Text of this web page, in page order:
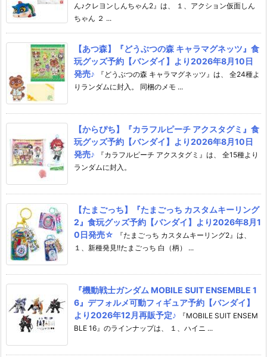
ん♪クレヨンしんちゃん2』は、 １、アクション仮面しん
ちゃん ２ ...
【あつ森】『どうぶつの森 キャラマグネッツ』食
玩グッズ予約【バンダイ】より2026年8月10日
発売♪
『どうぶつの森 キャラマグネッツ』は、 全24種よ
りランダムに封入。 同梱のメモ ...
【からぴち】『カラフルピーチ アクスタグミ』食
玩グッズ予約【バンダイ】より2026年8月10日
発売♪
『カラフルピーチ アクスタグミ』は、 全15種より
ランダムに封入。
【たまごっち】『たまごっち カスタムキーリング
2』食玩グッズ予約【バンダイ】より2026年8月1
0日発売☆
『たまごっち カスタムキーリング2』は、
１、新種発見!!たまごっち 白（柄） ...
『機動戦士ガンダム MOBILE SUIT ENSEMBLE 1
6』デフォルメ可動フィギュア予約【バンダイ】
より2026年12月再販予定♪
『MOBILE SUIT ENSEM
BLE 16』のラインナップは、 １、ハイニ ...